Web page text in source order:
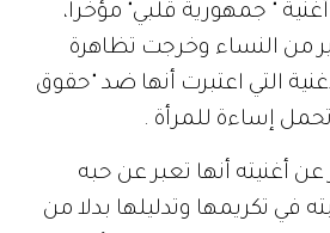
" جمهورية قلبي" مؤخرا،
من النساء وخرجت تظاهرة
التي اعتبرت أنها ضد "حقوق
تحمل إساءة للمرأة .
أغنيته أنها تعبر عن حبه
في تكريمها وتدليلها بدلا من